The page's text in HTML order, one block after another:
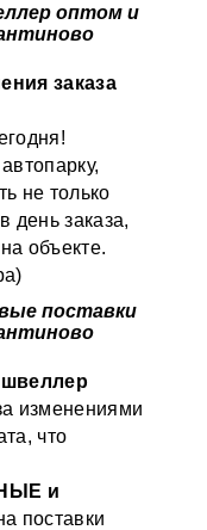
оптом и
заказа
не только
день заказа,
объекте.
поставки
изменениями
что
и
поставки